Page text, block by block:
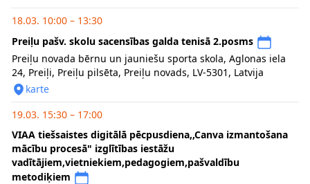
18.03. 10:00 – 13:30
Preiļu pašv. skolu sacensības galda tenisā 2.posms
Preiļu novada bērnu un jauniešu sporta skola, Aglonas iela
24, Preiļi, Preiļu pilsēta, Preiļu novads, LV-5301, Latvija
karte
19.03. 15:30 – 17:00
VIAA tiešsaistes digitālā pēcpusdiena,,Canva izmantošana
mācību procesā" izglītības iestāžu
vadītājiem,vietniekiem,pedagogiem,pašvaldību
metodiķiem